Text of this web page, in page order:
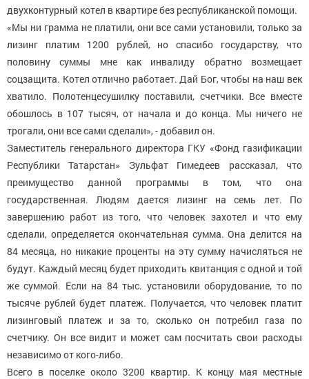
двухконтурный котел в квартире без республиканской помощи.
«Мы ни грамма не платили, они все сами установили, только за
лизинг платим 1200 рублей, но спасибо государству, что
половину суммы мне как инвалиду обратно возмещает
соцзащита. Котел отлично работает. Дай Бог, чтобы на наш век
хватило. Полотенцесушилку поставили, счетчики. Все вместе
обошлось в 107 тысяч, от начала и до конца. Мы ничего не
трогали, они все сами сделали», - добавил он.
Заместитель генерального директора ГКУ «Фонд газификации
Республики Татарстан» Зульфат Гимедеев рассказал, что
преимущество данной программы в том, что она
государственная. Людям дается лизинг на семь лет. По
завершению работ из того, что человек захотел и что ему
сделали, определяется окончательная сумма. Она делится на
84 месяца, но никакие проценты на эту сумму начисляться не
будут. Каждый месяц будет приходить квитанция с одной и той
же суммой. Если на 84 тыс. установили оборудование, то по
тысяче рублей будет платеж. Получается, что человек платит
лизинговый платеж и за то, сколько он потребил газа по
счетчику. Он все видит и может сам посчитать свои расходы
независимо от кого-либо.
Всего в поселке около 3200 квартир. К концу мая местные